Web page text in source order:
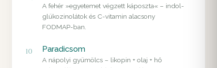
A fehér »egyetemet végzett káposzta« – indol-
glükozinolátok és C-vitamin alacsony
FODMAP-ban.
10 Paradicsom
A nápolyi gyümölcs – likopin + olaj + hő